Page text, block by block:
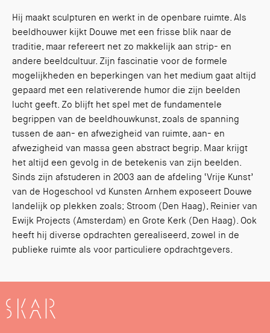
Hij maakt sculpturen en werkt in de openbare ruimte. Als
beeldhouwer kijkt Douwe met een frisse blik naar de
traditie, maar refereert net zo makkelijk aan strip- en
andere beeldcultuur. Zijn fascinatie voor de formele
mogelijkheden en beperkingen van het medium gaat altijd
gepaard met een relativerende humor die zijn beelden
lucht geeft. Zo blijft het spel met de fundamentele
begrippen van de beeldhouwkunst, zoals de spanning
tussen de aan- en afwezigheid van ruimte, aan- en
afwezigheid van massa geen abstract begrip. Maar krijgt
het altijd een gevolg in de betekenis van zijn beelden.
Sinds zijn afstuderen in 2003 aan de afdeling ‘Vrije Kunst’
van de Hogeschool vd Kunsten Arnhem exposeert Douwe
landelijk op plekken zoals; Stroom (Den Haag), Reinier van
Ewijk Projects (Amsterdam) en Grote Kerk (Den Haag). Ook
heeft hij diverse opdrachten gerealiseerd, zowel in de
publieke ruimte als voor particuliere opdrachtgevers.
SKAR